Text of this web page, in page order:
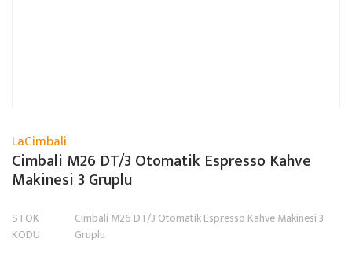
LaCimbali
Cimbali M26 DT/3 Otomatik Espresso Kahve
Makinesi 3 Gruplu
STOK
KODU
Cimbali M26 DT/3 Otomatik Espresso Kahve Makinesi 3
Gruplu